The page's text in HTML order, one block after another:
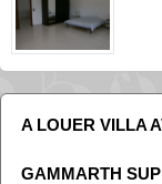
A LOUER VILLA
GAMMARTH